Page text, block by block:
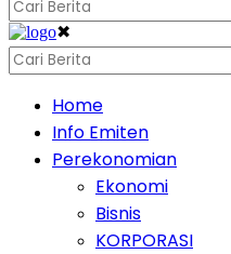
✖
Home
Info Emiten
Perekonomian
Ekonomi
Bisnis
KORPORASI